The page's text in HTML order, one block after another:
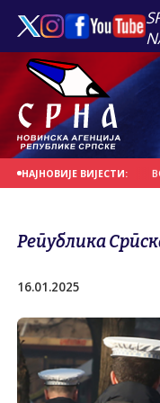
НАЈНОВИЈЕ ВИЈЕСТИ:
НА ДАНАШЊИ ДАН
Република
16.01.2025